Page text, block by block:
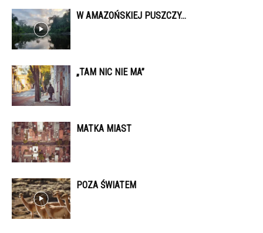
W AMAZOŃSKIEJ PUSZCZY…
„TAM NIC NIE MA”
MATKA MIAST
POZA ŚWIATEM